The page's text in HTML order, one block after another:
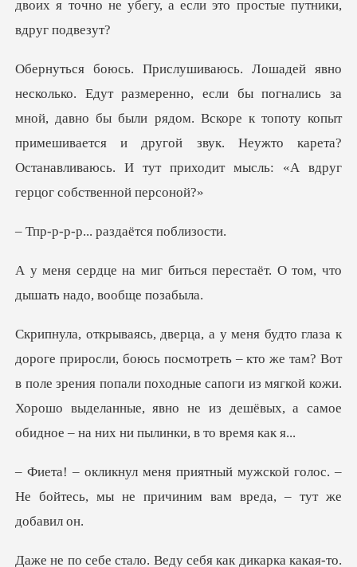
ись за
мной, давно бы были рядом. Вскоре к топоту копыт
примешивается и другой звук. Неу
.. раздаётся
ся перестаёт. О том, что
ды
еть – кто же там? Вот
в поле зрения попали походные сапоги из мягкой кожи.
Хорошо вы
жской голос. –
Не бойтесь, мы не при